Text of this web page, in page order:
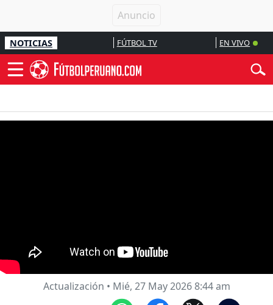
NOTICIAS FÚTBOL TV EN VIVO
Actualización • Mié, 27 May 2026 8:44 am